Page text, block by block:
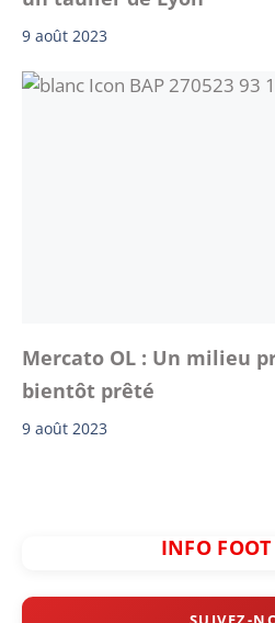
9 août 2023
Mercato OL : Un milieu
bientôt prêté
9 août 2023
INFO